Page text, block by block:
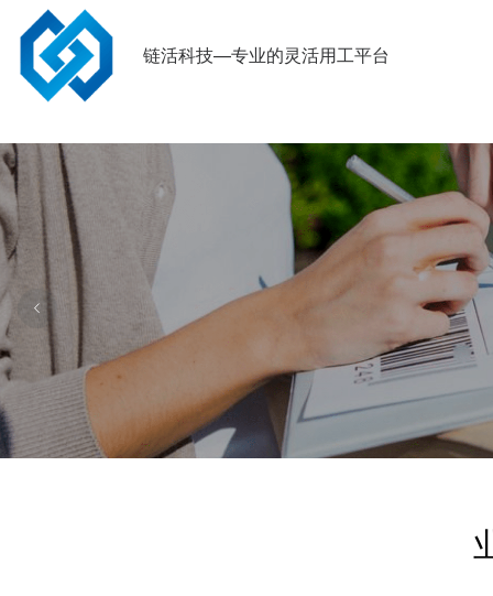
链活科技—专业的灵活用工平台